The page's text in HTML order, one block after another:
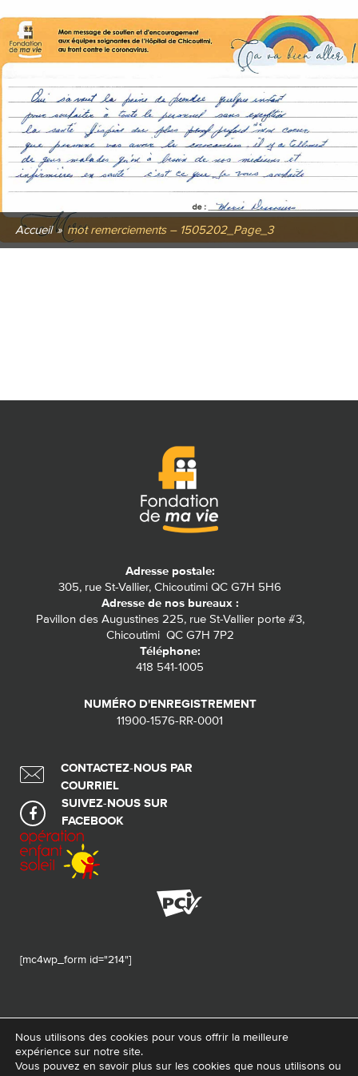
Accueil » mot remerciements – 1505202_Page_3
Adresse postale:
305, rue St-Vallier, Chicoutimi QC G7H 5H6
Adresse de nos bureaux :
Pavillon des Augustines 225, rue St-Vallier porte #3,
Chicoutimi QC G7H 7P2
Téléphone:
418 541-1005
NUMÉRO D'ENREGISTREMENT
11900-1576-RR-0001
CONTACTEZ-NOUS PAR
COURRIEL
SUIVEZ-NOUS SUR
FACEBOOK
[mc4wp_form id="214"]
© 2026 Tous droits réservés - Fondation de ma vie – Pour la santé de la
Nous utilisons des cookies pour vous offrir la meilleure
expérience sur notre site.
Vous pouvez en savoir plus sur les cookies que nous utilisons ou